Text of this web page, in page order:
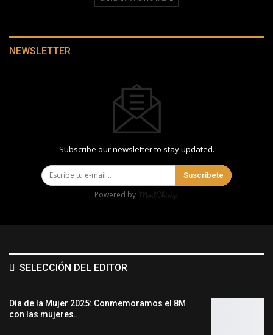
NEWSLETTER
Subscribe our newsletter to stay updated.
Suscríbete
Powered by
SELECCIÓN DEL EDITOR
Día de la Mujer 2025: Conmemoramos el 8M
con las mujeres…